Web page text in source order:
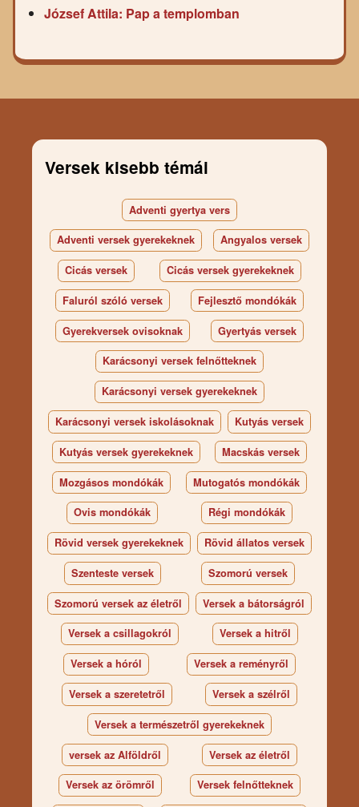
József Attila: Pap a templomban
Versek kisebb témái
Adventi gyertya vers
Adventi versek gyerekeknek Angyalos versek
Cicás versek Cicás versek gyerekeknek
Faluról szóló versek Fejlesztő mondókák
Gyerekversek ovisoknak Gyertyás versek
Karácsonyi versek felnőtteknek
Karácsonyi versek gyerekeknek
Karácsonyi versek iskolásoknak Kutyás versek
Kutyás versek gyerekeknek Macskás versek
Mozgásos mondókák Mutogatós mondókák
Ovis mondókák Régi mondókák
Rövid versek gyerekeknek Rövid állatos versek
Szenteste versek Szomorú versek
Szomorú versek az életről Versek a bátorságról
Versek a csillagokról Versek a hitről
Versek a hóról Versek a reményről
Versek a szeretetről Versek a szélről
Versek a természetről gyerekeknek
versek az Alföldről Versek az életről
Versek az örömről Versek felnőtteknek